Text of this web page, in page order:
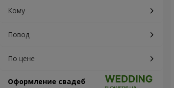
Кому
Повод
По цене
Оформление свадеб